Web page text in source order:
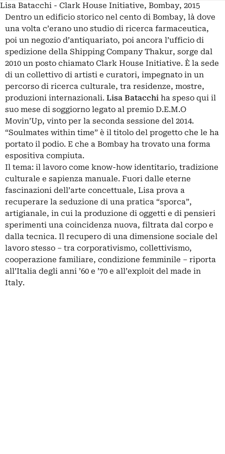
Lisa Batacchi - Clark House Initiative, Bombay, 2015
Dentro un edificio storico nel cento di Bombay, là dove
una volta c’erano uno studio di ricerca farmaceutica,
poi un negozio d’antiquariato, poi ancora l’ufficio di
spedizione della Shipping Company Thakur, sorge dal
2010 un posto chiamato Clark House Initiative. È la sede
di un collettivo di artisti e curatori, impegnato in un
percorso di ricerca culturale, tra residenze, mostre,
produzioni internazionali. Lisa Batacchi ha speso qui il
suo mese di soggiorno legato al premio D.E.M.O
Movin’Up, vinto per la seconda sessione del 2014.
“Soulmates within time” è il titolo del progetto che le ha
portato il podio. E che a Bombay ha trovato una forma
espositiva compiuta.
Il tema: il lavoro come know-how identitario, tradizione
culturale e sapienza manuale. Fuori dalle eterne
fascinazioni dell’arte concettuale, Lisa prova a
recuperare la seduzione di una pratica “sporca”,
artigianale, in cui la produzione di oggetti e di pensieri
sperimenti una coincidenza nuova, filtrata dal corpo e
dalla tecnica. Il recupero di una dimensione sociale del
lavoro stesso – tra corporativismo, collettivismo,
cooperazione familiare, condizione femminile – riporta
all’Italia degli anni ’60 e ’70 e all’exploit del made in
Italy.